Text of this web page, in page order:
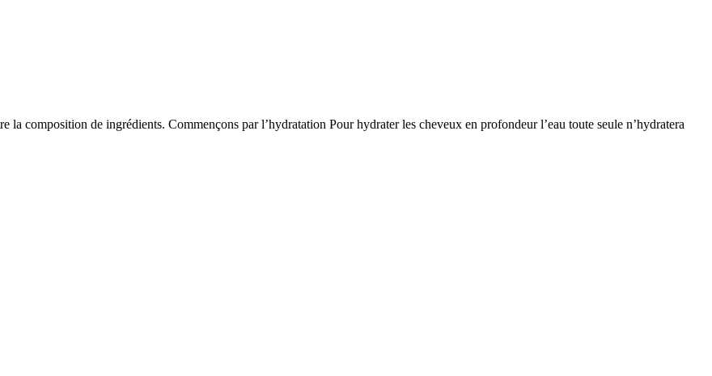
composition de ingrédients. Commençons par l’hydratation Pour hydrater les cheveux en profondeur l’eau toute seule n’hydratera